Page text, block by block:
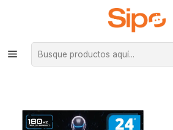
¡Compra hasta mediodía y recibe hoy! De lunes
Santiago. Envío gratis desde $29.990
Inicio Pc Armadas Pc
Pack All In One Titan 5: Pc Titan 5,